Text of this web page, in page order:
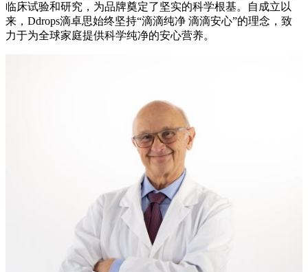
临床试验和研究，为品牌奠定了坚实的科学根基。自成立以
来，Ddrops滴卓思始终坚持“滴滴纯净 滴滴安心”的理念，致
力于为全球家庭提供科学纯净的安心营养。